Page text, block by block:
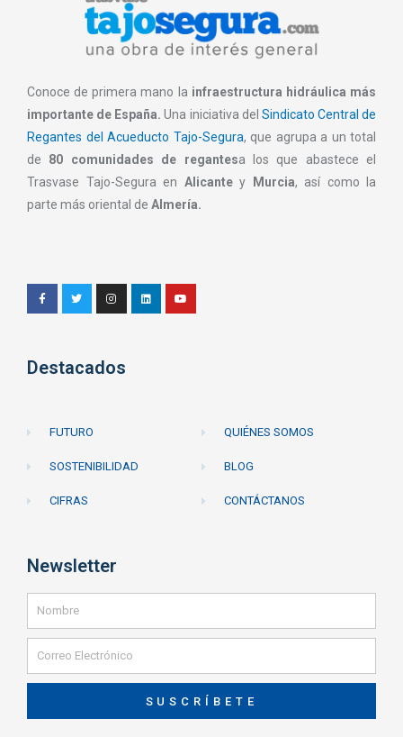
Conoce de primera mano la infraestructura hidráulica más
importante de España.Una iniciativa del Sindicato Central de
Regantes del Acueducto Tajo-Segura, que agrupa a un total
de 80 comunidades de regantesa los que abastece el
Trasvase Tajo-Segura en Alicante y Murcia, así como la
parte más oriental de Almería.
Destacados
FUTURO
SOSTENIBILIDAD
CIFRAS
QUIÉNES SOMOS
BLOG
CONTÁCTANOS
Newsletter
SUSCRÍBETE